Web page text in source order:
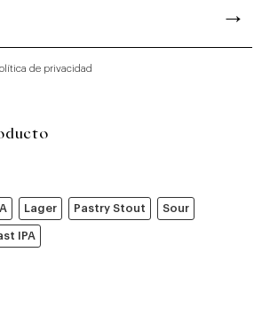
de privacidad
Lager Pastry Stout Sour
IPA